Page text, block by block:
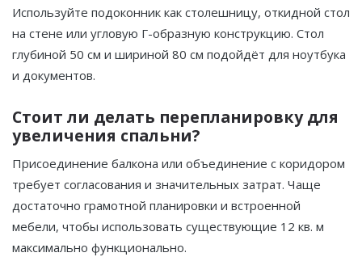
Используйте подоконник как столешницу, откидной стол
на стене или угловую Г-образную конструкцию. Стол
глубиной 50 см и шириной 80 см подойдёт для ноутбука
и документов.
Стоит ли делать перепланировку для
увеличения спальни?
Присоединение балкона или объединение с коридором
требует согласования и значительных затрат. Чаще
достаточно грамотной планировки и встроенной
мебели, чтобы использовать существующие 12 кв. м
максимально функционально.